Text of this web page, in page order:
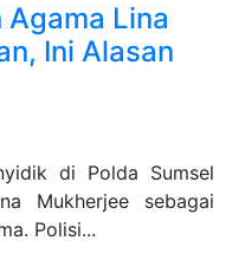
Lina
Ini Alasan
di Polda Sumsel
Mukherjee sebagai
Polisi...